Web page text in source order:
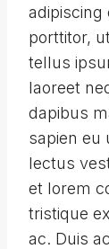
adipiscing
porttitor,
tellus
laoreet
dapibus
sapien eu
lectus
et lorem
tristique
ac. Duis